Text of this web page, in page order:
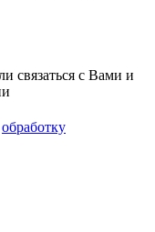
связаться с Вами и
обработку